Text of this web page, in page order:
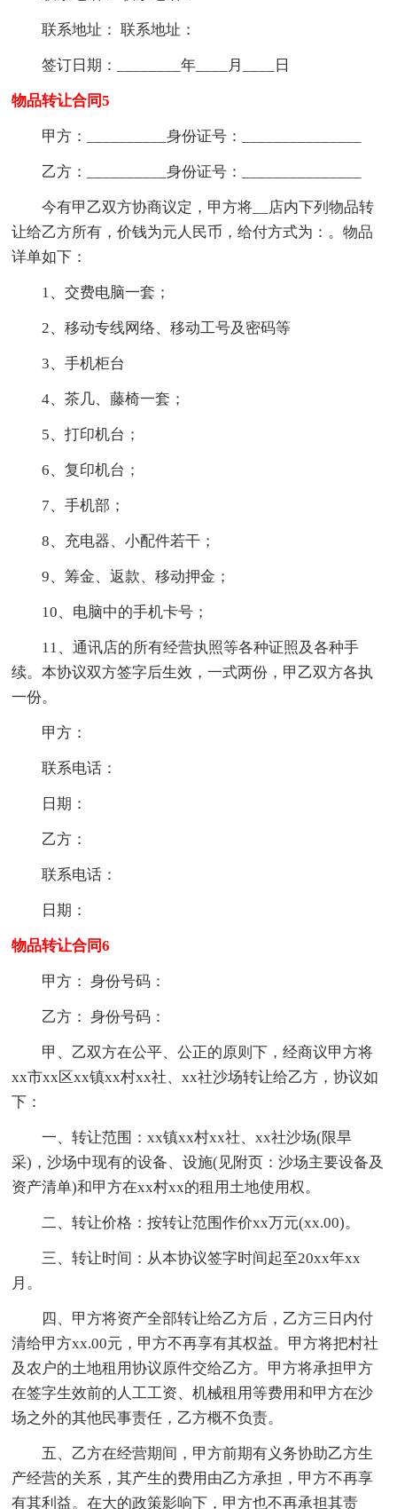
联系地址： 联系地址：
签订日期：________年____月____日
物品转让合同5
甲方：__________身份证号：_______________
乙方：__________身份证号：_______________
今有甲乙双方协商议定，甲方将__店内下列物品转
让给乙方所有，价钱为元人民币，给付方式为：。物品
详单如下：
1、交费电脑一套；
2、移动专线网络、移动工号及密码等
3、手机柜台
4、茶几、藤椅一套；
5、打印机台；
6、复印机台；
7、手机部；
8、充电器、小配件若干；
9、筹金、返款、移动押金；
10、电脑中的手机卡号；
11、通讯店的所有经营执照等各种证照及各种手
续。本协议双方签字后生效，一式两份，甲乙双方各执
一份。
甲方：
联系电话：
日期：
乙方：
联系电话：
日期：
物品转让合同6
甲方： 身份号码：
乙方： 身份号码：
甲、乙双方在公平、公正的原则下，经商议甲方将
xx市xx区xx镇xx村xx社、xx社沙场转让给乙方，协议如
下：
一、转让范围：xx镇xx村xx社、xx社沙场(限旱
采)，沙场中现有的设备、设施(见附页：沙场主要设备及
资产清单)和甲方在xx村xx的租用土地使用权。
二、转让价格：按转让范围作价xx万元(xx.00)。
三、转让时间：从本协议签字时间起至20xx年xx
月。
四、甲方将资产全部转让给乙方后，乙方三日内付
清给甲方xx.00元，甲方不再享有其权益。甲方将把村社
及农户的土地租用协议原件交给乙方。甲方将承担甲方
在签字生效前的人工工资、机械租用等费用和甲方在沙
场之外的其他民事责任，乙方概不负责。
五、乙方在经营期间，甲方前期有义务协助乙方生
产经营的关系，其产生的费用由乙方承担，甲方不再享
有其利益。在大的政策影响下，甲方也不再承担其责